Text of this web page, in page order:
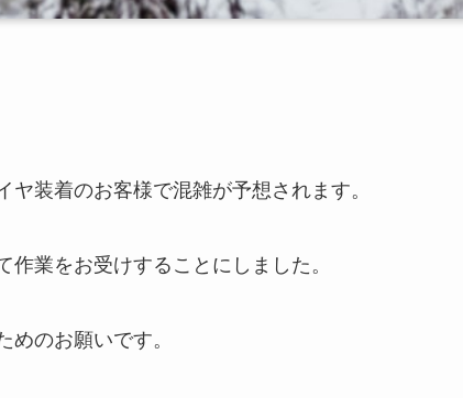
装着のお客様で混雑が予想されます。
業をお受けすることにしました。
のお願いです。